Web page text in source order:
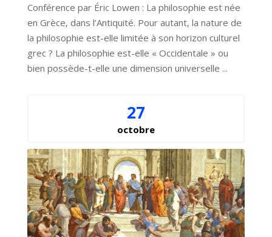
Conférence par Éric Lowen : La philosophie est née
en Grèce, dans l’Antiquité. Pour autant, la nature de
la philosophie est-elle limitée à son horizon culturel
grec ? La philosophie est-elle « Occidentale » ou
bien possède-t-elle une dimension universelle ...
27
octobre